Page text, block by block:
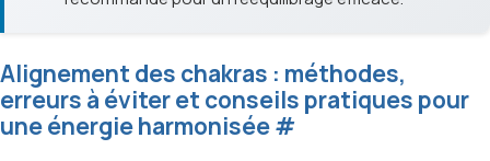
Alignement des chakras : méthodes,
erreurs à éviter et conseils pratiques pour
une énergie harmonisée#